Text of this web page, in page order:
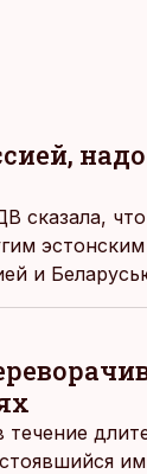
сказала,
и
местному